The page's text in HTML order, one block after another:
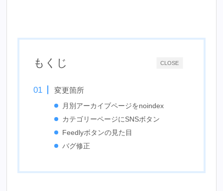
CLOSE
もくじ
変更箇所
月別アーカイブページをnoindex
カテゴリーページにSNSボタン
Feedlyボタンの見た目
バグ修正